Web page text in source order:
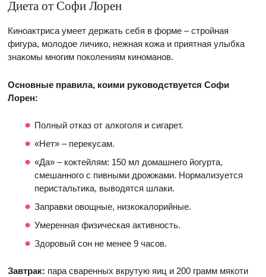
Диета от Софи Лорен
Киноактриса умеет держать себя в форме – стройная
фигура, молодое личико, нежная кожа и приятная улыбка
знакомы многим поколениям киноманов.
Основные правила, коими руководствуется Софи
Лорен:
Полный отказ от алкоголя и сигарет.
«Нет» – перекусам.
«Да» – коктейлям: 150 мл домашнего йогурта,
смешанного с пивными дрожжами. Нормализуется
перистальтика, выводятся шлаки.
Заправки овощные, низкокалорийные.
Умеренная физическая активность.
Здоровый сон не менее 9 часов.
Завтрак: пара сваренных вкрутую яиц и 200 грамм мякоти